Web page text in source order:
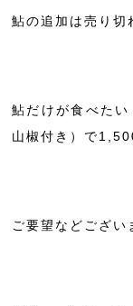
鮎の追加は売り
鮎だけが食べた
山椒付き）で
ご要望などござ